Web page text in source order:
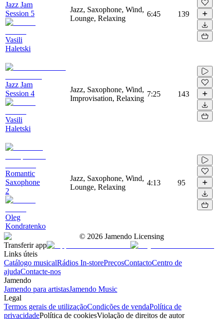
Jazz Jam
Session 5
Vasili
Haletski
Jazz, Saxophone, Wind,
Lounge, Relaxing
6:45 139
Jazz Jam
Session 4
Vasili
Haletski
Jazz, Saxophone, Wind,
Improvisation, Relaxing
7:25 143
Romantic
Saxophone
2
Oleg
Kondratenko
Jazz, Saxophone, Wind,
Lounge, Relaxing
4:13 95
© 2026 Jamendo Licensing
Transferir app
Links úteis
Catálogo musicalRádios In-storePreçosContactoCentro de
ajudaContacte-nos
Jamendo
Jamendo para artistasJamendo Music
Legal
Termos gerais de utilizaçãoCondições de vendaPolítica de
privacidadePolítica de cookiesViolação de direitos de autor